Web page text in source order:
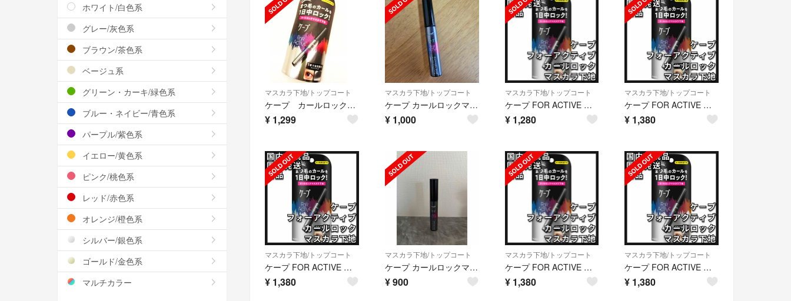
マスカラ下地/トップコート
ケープ カールロックマスカラ下地
¥ 1,299
マスカラ下地/トップコート
ケープ カールロックマスカラ下地
¥ 1,000
マスカラ下地/トップコート
ケープ FOR ACTIVE フォーアクティブ カールロック マスカラ下地
¥ 1,280
マスカラ下地/トップコート
ケープ FOR ACTIVE フォーアクティブ カールロック マスカラ下地
¥ 1,380
マスカラ下地/トップコート
ケープ FOR ACTIVE フォーアクティブ カールロック マスカラ下地
¥ 1,380
マスカラ下地/トップコート
ケープ カールロックマスカラ下地
¥900
マスカラ下地/トップコート
ケープ FOR ACTIVE フォーアクティブ カールロック マスカラ下地
¥ 1,380
マスカラ下地/トップコート
ケープ FOR ACTIVE フォーアクティブ カールロック マスカラ下地
¥ 1,380
ホワイト/白色系
グレー/灰色系
ブラウン/茶色系
ベージュ系
グリーン・カーキ/緑色系
ブルー・ネイビー/青色系
パープル/紫色系
イエロー/黄色系
ピンク/桃色系
レッド/赤色系
オレンジ/橙色系
シルバー/銀色系
ゴールド/金色系
マルチカラー